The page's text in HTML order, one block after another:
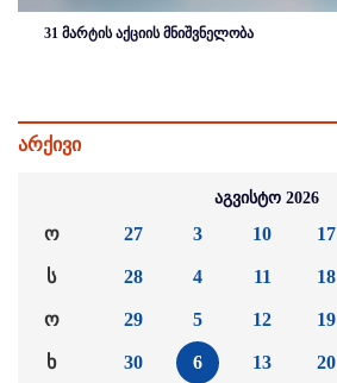
31 მარტის აქციის მნიშვნელობა
არქივი
აგვისტო 2026
ო
ს
ო
ხ
27
28
29
30
3
4
5
6
10
11
12
13
17
18
19
20